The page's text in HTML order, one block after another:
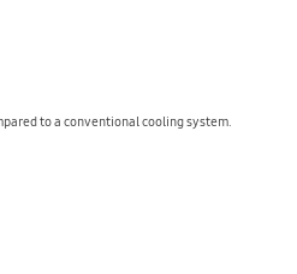
to a conventional cooling system.